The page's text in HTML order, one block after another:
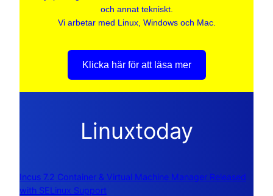
och annat tekniskt.
Vi arbetar med Linux, Windows och Mac.
Klicka här för att läsa mer
Linuxtoday
Incus 7.2 Container & Virtual Machine Manager Released
with SELinux Support